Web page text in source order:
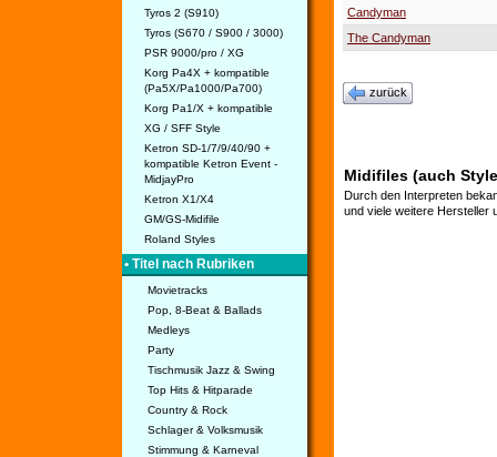
Tyros 2 (S910)
Tyros (S670 / S900 / 3000)
PSR 9000/pro / XG
Korg Pa4X + kompatible
(Pa5X/Pa1000/Pa700)
Korg Pa1/X + kompatible
XG / SFF Style
Ketron SD-1/7/9/40/90 +
kompatible Ketron Event -
MidjayPro
Ketron X1/X4
GM/GS-Midifile
Roland Styles
• Titel nach Rubriken
Movietracks
Pop, 8-Beat & Ballads
Medleys
Party
Tischmusik Jazz & Swing
Top Hits & Hitparade
Country & Rock
Schlager & Volksmusik
Stimmung & Karneval
Candyman
The Candyman
zurück
Midifiles (auch
Durch den Interpreten
und viele weitere Hersteller